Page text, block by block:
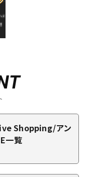
Shopping/アン
一覧